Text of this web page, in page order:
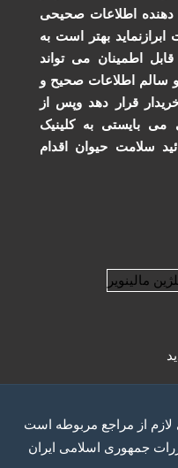
اطلاعات صحیحی
ابرازنماید بهتر است به
اطمینان می تواند
سالم اطلاعات صحیح و
قرار دهد وپس از
می بایستی به کلینیک
سلامت حیوان اقدام
از مراجع مربوطه است
جمهوری اسلامی ايران